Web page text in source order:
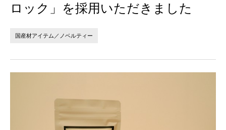
法人の方へ 個人の方へ
お問い合わせ
JP EN
ロック」を採用いただきました
国産材アイテム／ノベルティー